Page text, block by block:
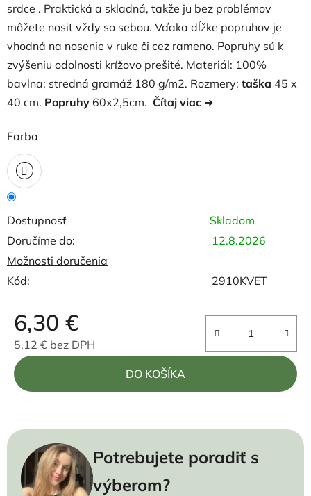
srdce . Praktická a skladná, takže ju bez problémov
môžete nosiť vždy so sebou. Vďaka dĺžke popruhov je
vhodná na nosenie v ruke či cez rameno. Popruhy sú k
zvýšeniu odolnosti krížovo prešité. Materiál: 100%
bavlna; stredná gramáž 180 g/m2. Rozmery: taška 45 x
40 cm. Popruhy 60x2,5cm. Čítaj viac ➜
Farba
Dostupnosť
Skladom
12.8.2026
Možnosti doručenia
Kód:
2910KVET
6,30 €
5,12 € bez DPH
Jednotková cena:
DO KOŠÍKA
Potrebujete poradiť s
výberom?